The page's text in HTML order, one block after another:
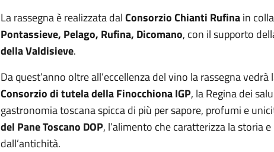
La rassegna è realizzata dalConsorzio Chianti Rufinain
Pontassieve, Pelago, Rufina, Dicomano, con il supporto
della Valdisieve.
Da quest’anno oltre all’eccellenza del vino la rassegna
Consorzio di tutela della Finocchiona IGP, la Regina dei
gastronomia toscana spicca di più per sapore, profumi e
del Pane Toscano DOP, l’alimento che caratterizza la storia
dall’antichità.